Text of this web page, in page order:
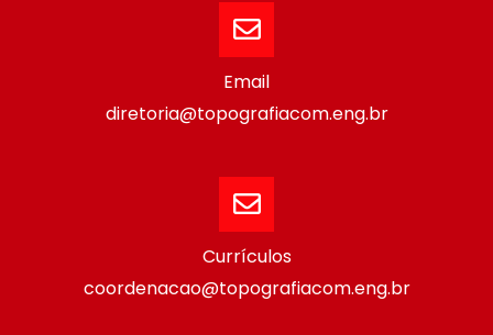
Email
diretoria@topografiacom.eng.br
Currículos
coordenacao@topografiacom.eng.br